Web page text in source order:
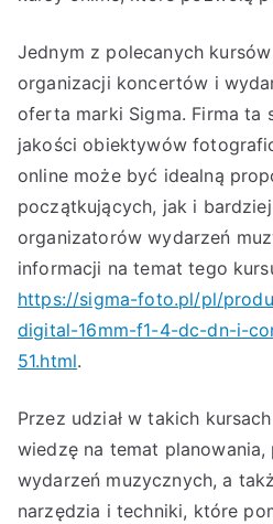
Jednym z polecanych
organizacji koncertów i
oferta marki Sigma. Firma ta
jakości obiektywów
online może być idealną
początkujących, jak i
organizatorów wydarzeń
informacji na temat tego
https://sigma-foto.pl/pl/
digital-16mm-f1-4-dc-dn-i-
51.html.
Przez udział w takich
wiedzę na temat
wydarzeń muzycznych, a
narzędzia i techniki, które